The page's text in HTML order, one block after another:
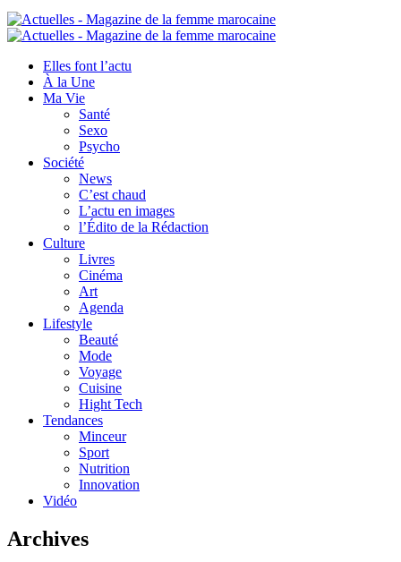
Elles font l’actu
À la Une
Ma Vie
Santé
Sexo
Psycho
Société
News
C’est chaud
L’actu en images
l’Édito de la Rédaction
Culture
Livres
Cinéma
Art
Agenda
Lifestyle
Beauté
Mode
Voyage
Cuisine
Hight Tech
Tendances
Minceur
Sport
Nutrition
Innovation
Vidéo
Archives